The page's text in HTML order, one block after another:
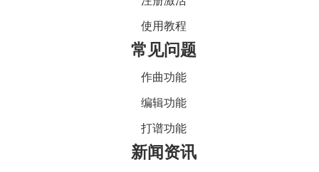
使用教程
常见问题
作曲功能
编辑功能
打谱功能
新闻资讯